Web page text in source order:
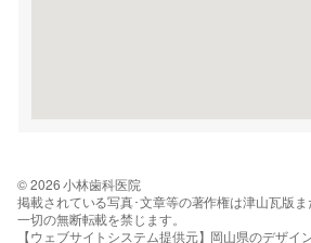
© 2026 小林歯科医院
掲載されている写真･文章等の著作権は津山瓦版ま
一切の無断転載を禁じます。
【ウェブサイトシステム提供元】岡山県のデザイ